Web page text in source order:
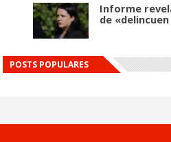
Informe
de «delincuen
POSTS POPULARES